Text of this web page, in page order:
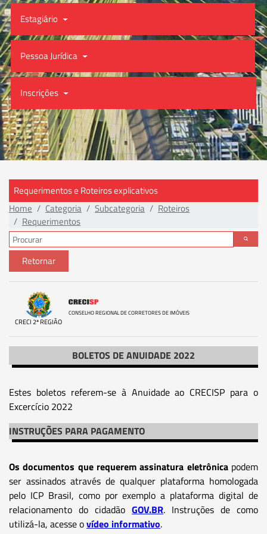
Estagiário
Pessoa Jurídica
Inscrições
Requerimentos e Roteiros explicativos
Home
Categoria Subcategoria
Roteiros
Requerimentos
Retornar
CRECI 2ª REGIÃO
CONSELHO REGIONAL DE CORRETORES DE IMÓVEIS
BOLETOS DE ANUIDADE 2022
Estes boletos referem-se à Anuidade ao CRECISP para o
Excercício 2022
INSTRUÇÕES PARA PAGAMENTO
Os documentos que requerem assinatura eletrônicapodem
ser assinados através de qualquer plataforma homologada
pelo ICP Brasil, como por exemplo a plataforma digital de
relacionamento do cidadão GOV.BR. Instruções de como
utilizá-la, acesse ovídeo informativo.